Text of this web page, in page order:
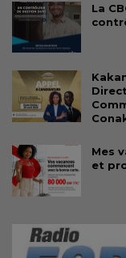
La
Mes
et